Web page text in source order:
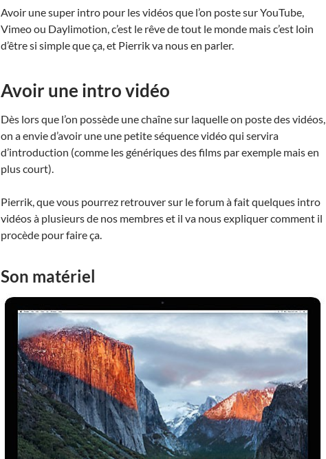
Avoir une super intro pour les vidéos que l’on poste sur YouTube,
Vimeo ou Daylimotion, c’est le rêve de tout le monde mais c’est loin
d’être si simple que ça, et Pierrik va nous en parler.
Avoir une intro vidéo
Dès lors que l’on possède une chaîne sur laquelle on poste des vidéos,
on a envie d’avoir une une petite séquence vidéo qui servira
d’introduction (comme les génériques des films par exemple mais en
plus court).
Pierrik, que vous pourrez retrouver sur le forum à fait quelques intro
vidéos à plusieurs de nos membres et il va nous expliquer comment il
procède pour faire ça.
Son matériel